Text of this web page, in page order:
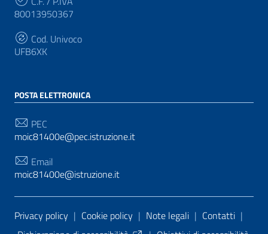
80013950367
Cod. Univoco
UFB6XK
POSTA ELETTRONICA
PEC
moic81400e@pec.istruzione.it
Email
moic81400e@istruzione.it
Sezione Link Utili
Privacy policy | Cookie policy | Note legali | Contatti |